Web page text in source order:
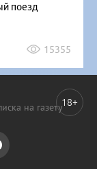
поезд
15355
на газету18+